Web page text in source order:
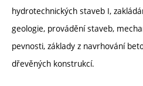
hydrotechnických staveb I,
geologie, provádění staveb,
pevnosti, základy z navrhování
dřevěných konstrukcí.